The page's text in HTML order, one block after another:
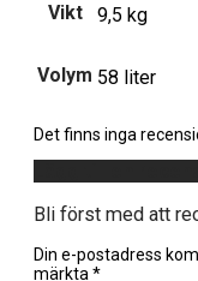
Vikt 9,5 kg
Volym 58 liter
Det finns inga
Bli först med att
Din e-postadress
märkta *